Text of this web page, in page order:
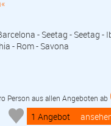
- Seetag - Seetag -
- Rom - Savona
Person aus allen Angeboten ab
1 Angebot